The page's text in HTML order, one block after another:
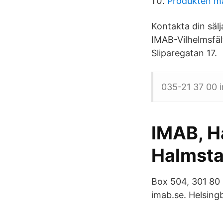
Kontakta din
IMAB-
Sliparegatan 17.
035-21 37 00
IMAB,
Box 504, 301
imab.se.